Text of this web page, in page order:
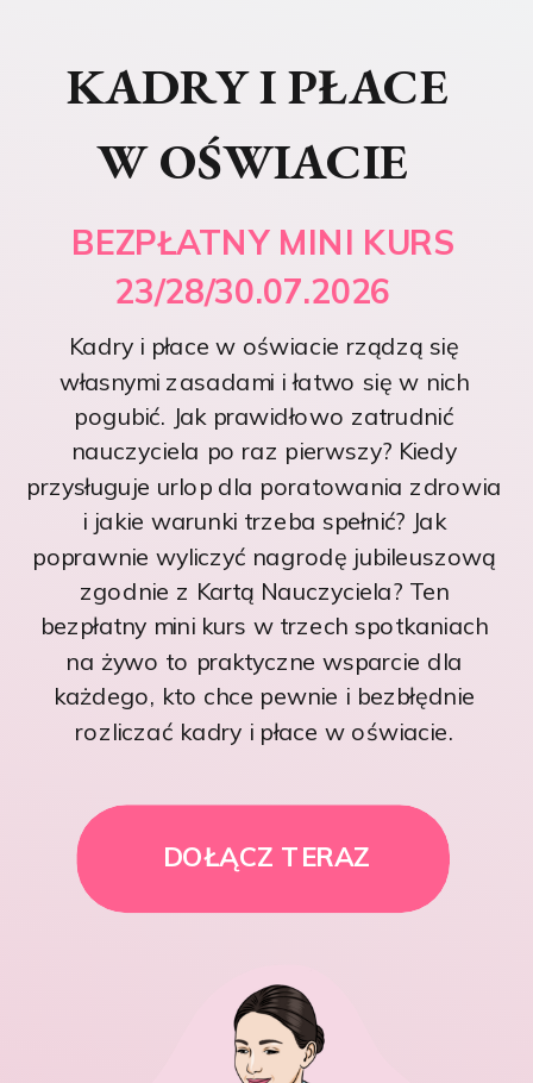
BEZPŁATNY MINI KURS
Kadry i płace w oświacie rządzą się
własnymi zasadami i łatwo się w nich
pogubić. Jak prawidłowo zatrudnić
nauczyciela po raz pierwszy? Kiedy
przysługuje urlop dla poratowania zdrowia
i jakie warunki trzeba spełnić? Jak
poprawnie wyliczyć nagrodę jubileuszową
zgodnie z Kartą Nauczyciela? Ten
bezpłatny mini kurs w trzech spotkaniach
na żywo to praktyczne wsparcie dla
każdego, kto chce pewnie i bezbłędnie
rozliczać kadry i płace w oświacie.
DOŁĄCZ TERAZ
KADRY I PŁACE
W OŚWIACIE
23/28/30.07.2026